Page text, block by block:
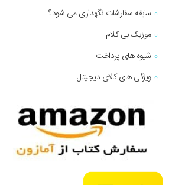
سابقه سفارشات نگهداری می شود؟
موزیک بی کلام
شیوه های پرداخت
ویژگی های کالای دیجیتال